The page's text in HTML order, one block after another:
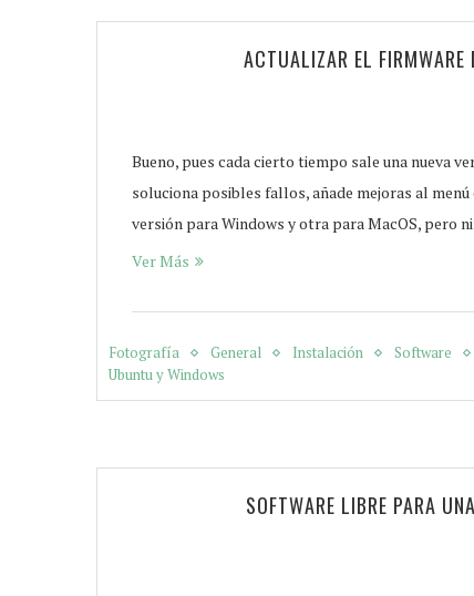
ACTUALIZAR EL FIRMWARE
Bueno, pues cada cierto tiempo sale una nueva
soluciona posibles fallos, añade mejoras al
versión para Windows y otra para MacOS, pero
Ver Más
Fotografía General Instalación Software
Ubuntu y Windows
SOFTWARE LIBRE PARA